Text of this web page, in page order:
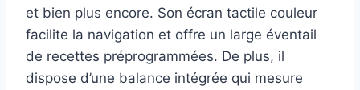
et bien plus encore. Son écran tactile couleur
facilite la navigation et offre un large éventail
de recettes préprogrammées. De plus, il
dispose d’une balance intégrée qui mesure